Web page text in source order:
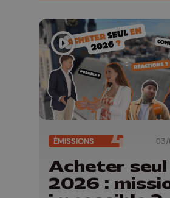
ÉMISSIONS 03/
Acheter seul
2026 :